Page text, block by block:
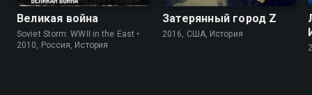
Великая война
Soviet Storm: WWII in the East •
2010, Россия, История
Затерянный город Z
2016, США, История